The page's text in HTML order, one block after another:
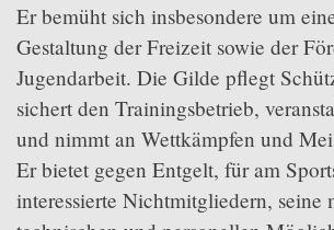
Sportbereiche
Brauchtum
Vereinsleben
Sonstiges
Downloads
Intern
Er bemüht sich insbesondere um
Gestaltung der Freizeit sowie der
Jugendarbeit. Die Gilde pflegt
sichert den Trainingsbetrieb,
und nimmt an Wettkämpfen und
Er bietet gegen Entgelt, für am
interessierte Nichtmitgliedern, seine